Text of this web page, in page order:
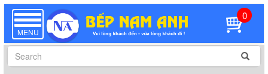
TOGGLE
NAVIGATION
MENU
0